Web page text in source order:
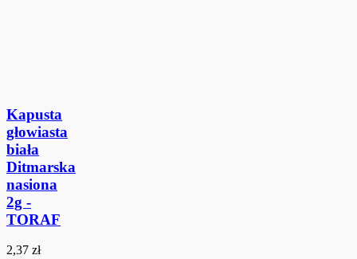
Kapusta
głowiasta
biała
Ditmarska
nasiona
2g -
TORAF
2,37 zł